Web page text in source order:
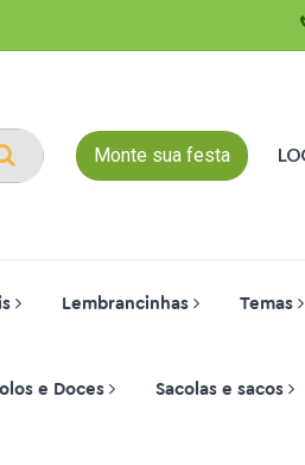
Monte sua festa
Lembrancinhas Temas
e Doces Sacolas e sacos